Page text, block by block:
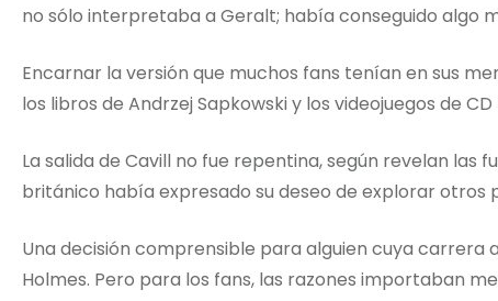
no sólo interpretaba a Geralt; había conseguido algo
Encarnar la versión que muchos fans tenían en sus
los libros de Andrzej Sapkowski y los videojuegos de CD
La salida de Cavill no fue repentina, según revelan las
británico había expresado su deseo de explorar otros
Una decisión comprensible para alguien cuya carrera
Holmes. Pero para los fans, las razones importaban